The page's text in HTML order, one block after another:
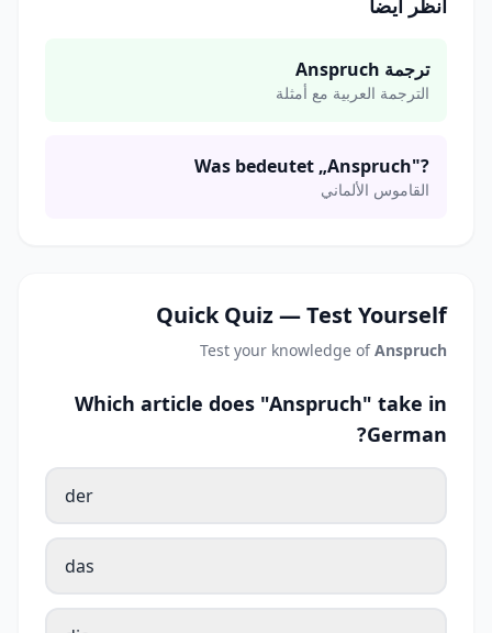
انظر أيضاً
ترجمة Anspruch
الترجمة العربية مع أمثلة
Was bedeutet „Anspruch"?
القاموس الألماني
Quick Quiz — Test Yourself
Test your knowledge ofAnspruch
Which article does "Anspruch" take in
German?
der
das